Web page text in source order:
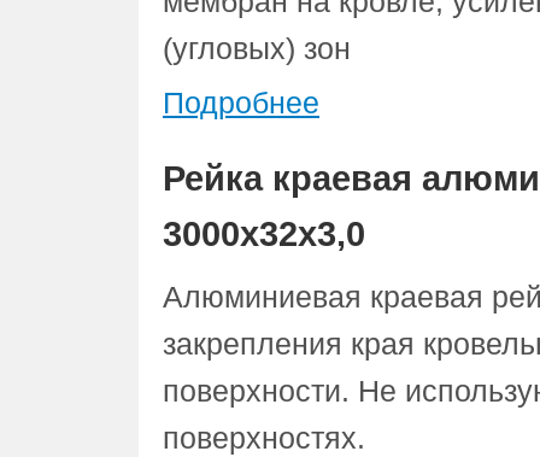
(угловых) зон
Подробнее
Рейка краевая
3000х32х3,0
Алюминиевая краевая
закрепления края
поверхности. Не
поверхностях.